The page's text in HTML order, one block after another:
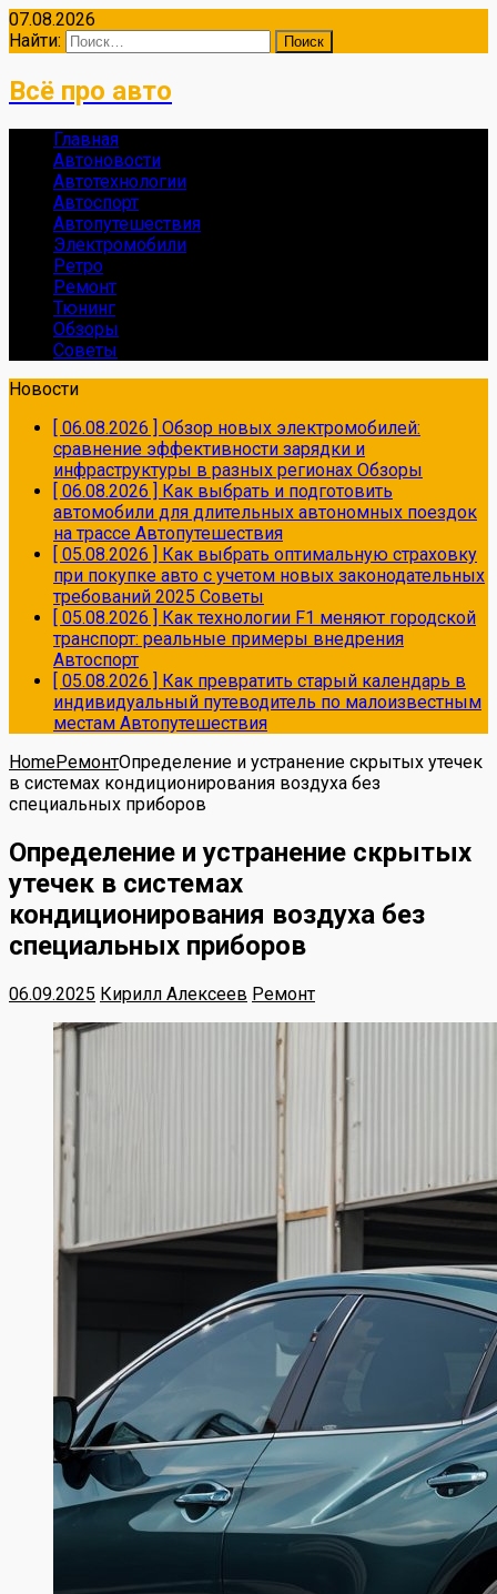
07.08.2026
Найти:
Всё про авто
Главная
Автоновости
Автотехнологии
Автоспорт
Автопутешествия
Электромобили
Ретро
Ремонт
Тюнинг
Обзоры
Советы
Новости
[ 06.08.2026 ] Обзор новых электромобилей:
сравнение эффективности зарядки и
инфраструктуры в разных регионах Обзоры
[ 06.08.2026 ] Как выбрать и подготовить
автомобили для длительных автономных поездок
на трассе Автопутешествия
[ 05.08.2026 ] Как выбрать оптимальную страховку
при покупке авто с учетом новых законодательных
требований 2025 Советы
[ 05.08.2026 ] Как технологии F1 меняют городской
транспорт: реальные примеры внедрения
Автоспорт
[ 05.08.2026 ] Как превратить старый календарь в
индивидуальный путеводитель по малоизвестным
местам Автопутешествия
HomeРемонтОпределение и устранение скрытых утечек
в системах кондиционирования воздуха без
специальных приборов
Определение и устранение скрытых
утечек в системах
кондиционирования воздуха без
специальных приборов
06.09.2025 Кирилл Алексеев Ремонт